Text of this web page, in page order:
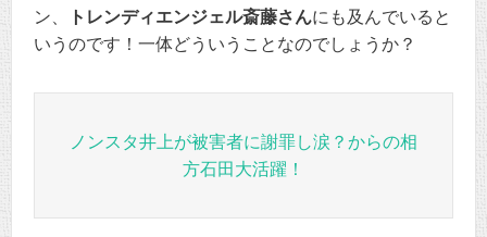
ン、
トレンディエンジェル斎藤さんにも及んでいると
いうのです！一体どういうことなのでしょうか？
ノンスタ井上が被害者に謝罪し涙？からの相
方石田大活躍！